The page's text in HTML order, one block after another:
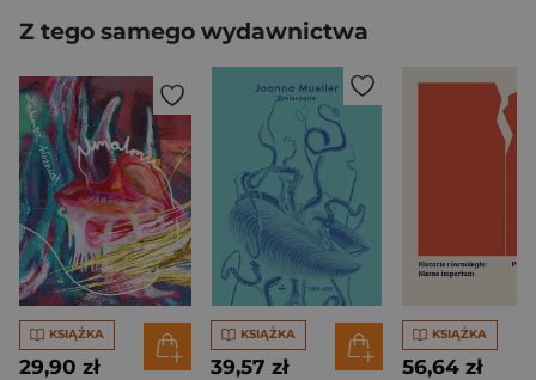
Z tego samego wydawnictwa
KSIĄŻKA
29,90 zł
KSIĄŻKA
39,57 zł
KSIĄŻKA
56,64 zł